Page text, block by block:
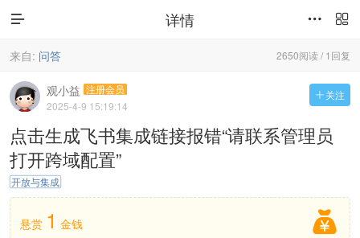
 详情 

2650阅读 / 1回复
来自: 问答
 关注
观小益 注册会员
2025-4-9 15:19:14
点击生成飞书集成链接报错“请联系管理员
打开跨域配置”
开放与集成

悬赏 1 金钱